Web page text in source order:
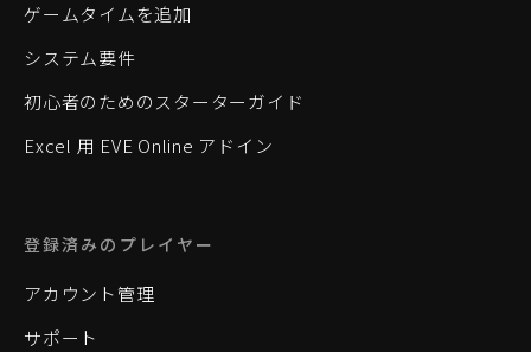
ゲームタイムを追加
システム要件
初心者のためのスターターガイド
Excel 用 EVE Online アドイン
登録済みのプレイヤー
アカウント管理
サポート